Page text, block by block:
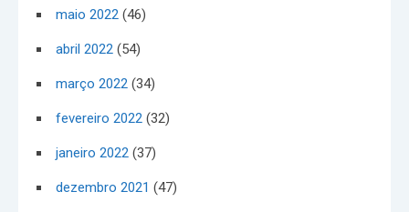
maio 2022 (46)
abril 2022 (54)
março 2022 (34)
fevereiro 2022 (32)
janeiro 2022 (37)
dezembro 2021 (47)